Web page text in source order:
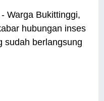
- Warga Bukittinggi,
hubungan inses
sudah berlangsung